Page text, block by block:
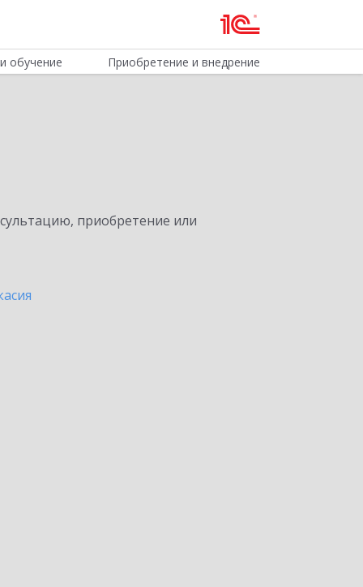
обучение Приобретение и внедрение
приобретение или